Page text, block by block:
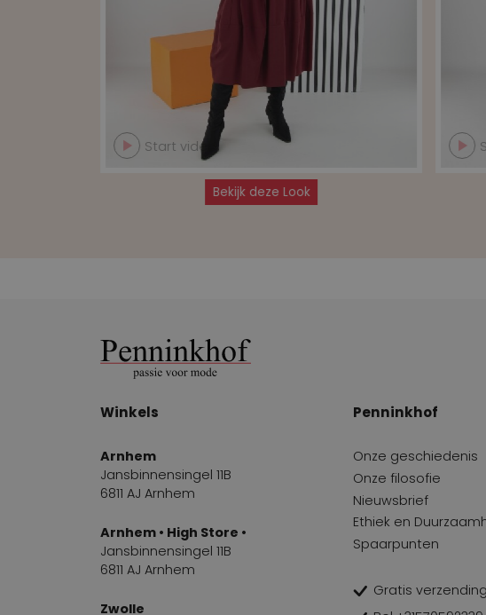
Start video
Bekijk deze Look
Winkels
Arnhem
Jansbinnensingel 11B
6811 AJ Arnhem
Arnhem • High Store •
Jansbinnensingel 11B
6811 AJ Arnhem
Zwolle
Penninkhof
Onze geschiedenis
Onze filosofie
Nieuwsbrief
Ethiek en
Spaarpunten
Gratis